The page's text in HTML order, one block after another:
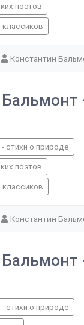
поэтов
классиков
Константин
стихи о природе
поэтов
классиков
Константин
стихи о природе